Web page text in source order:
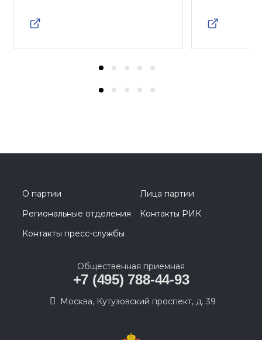
О партии
Лица партии
Региональные отделения
Контакты РИК
Контакты пресс-службы
Общественная приемная
+7 (495) 788-44-93
Москва, Кутузовский проспект, д. 39